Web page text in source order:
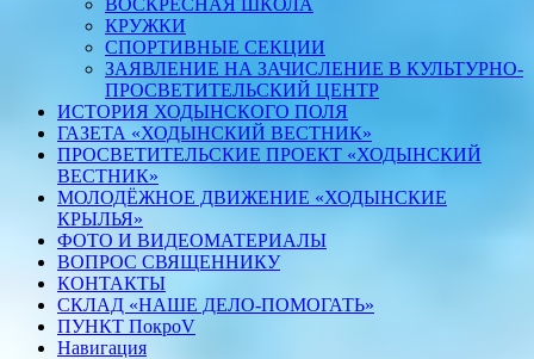
ВОСКРЕСНАЯ ШКОЛА
КРУЖКИ
СПОРТИВНЫЕ СЕКЦИИ
ЗАЯВЛЕНИЕ НА ЗАЧИСЛЕНИЕ В КУЛЬТУРНО-
ПРОСВЕТИТЕЛЬСКИЙ ЦЕНТР
ИСТОРИЯ ХОДЫНСКОГО ПОЛЯ
ГАЗЕТА «ХОДЫНСКИЙ ВЕСТНИК»
ПРОСВЕТИТЕЛЬСКИЕ ПРОЕКТ «ХОДЫНСКИЙ
ВЕСТНИК»
МОЛОДЁЖНОЕ ДВИЖЕНИЕ «ХОДЫНСКИЕ
КРЫЛЬЯ»
ФОТО И ВИДЕОМАТЕРИАЛЫ
ВОПРОС СВЯЩЕННИКУ
КОНТАКТЫ
СКЛАД «НАШЕ ДЕЛО-ПОМОГАТЬ»
ПУНКТ ПокроV
Навигация